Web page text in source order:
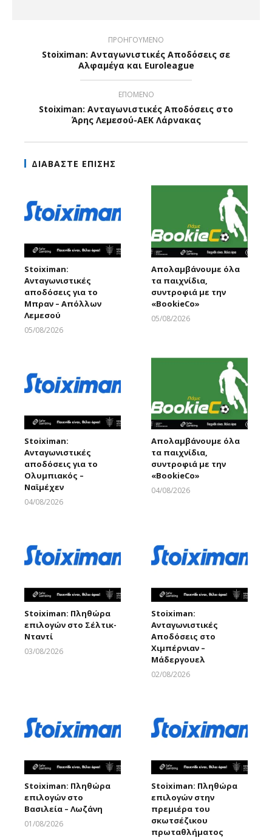
ΠΡΟΗΓΟΥΜΕΝΟ
Stoiximan: Ανταγωνιστικές Αποδόσεις σε
Αλφαμέγα και Euroleague
ΕΠΟΜΕΝΟ
Stoiximan: Ανταγωνιστικές Αποδόσεις στο
Άρης Λεμεσού-ΑΕΚ Λάρνακας
ΔΙΑΒΑΣΤΕ ΕΠΙΣΗΣ
Stoiximan:
Ανταγωνιστικές
αποδόσεις για το
Μπραν – Απόλλων
Λεμεσού
05/08/2026
Απολαμβάνουμε όλα
τα παιχνίδια,
συντροφιά με την
«ΒοοkieCo»
05/08/2026
Stoiximan:
Ανταγωνιστικές
αποδόσεις για το
Ολυμπιακός –
Ναϊμέχεν
04/08/2026
Απολαμβάνουμε όλα
τα παιχνίδια,
συντροφιά με την
«ΒοοkieCo»
04/08/2026
Stoiximan: Πληθώρα
επιλογών στο Σέλτικ-
Νταντί
03/08/2026
Stoiximan:
Ανταγωνιστικές
Αποδόσεις στο
Χιμπέρνιαν –
Μάδεργουελ
02/08/2026
Stoiximan: Πληθώρα
επιλογών στο
Βασιλεία – Λωζάνη
01/08/2026
Stoiximan: Πληθώρα
επιλογών στην
πρεμιέρα του
σκωτσέζικου
πρωταθλήματος